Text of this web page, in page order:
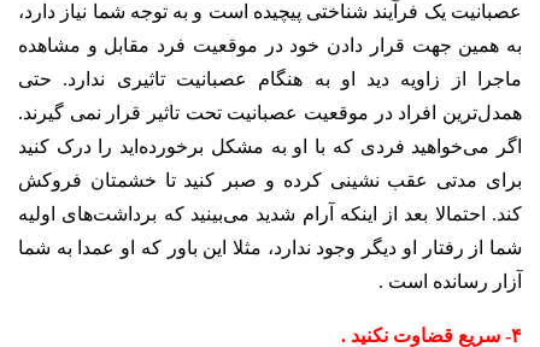
عصبانیت یک فرآیند شناختی پیچیده است و به توجه شما نیاز دارد،
به همین جهت قرار دادن خود در موقعیت فرد مقابل و مشاهده
ماجرا از زاویه دید او به هنگام عصبانیت تاثیری ندارد. حتی
همدل‌ترین افراد در موقعیت عصبانیت تحت تاثیر قرار نمی گیرند.
اگر می‌خواهید فردی که با او به مشکل برخورده‌اید را درک کنید
برای مدتی عقب نشینی کرده و صبر کنید تا خشمتان فروکش
کند. احتمالا بعد از اینکه آرام شدید می‌بینید که برداشت‌های اولیه
شما از رفتار او دیگر وجود ندارد، مثلا این باور که او عمدا به شما
آزار رسانده است .
۴- سریع قضاوت نکنید .